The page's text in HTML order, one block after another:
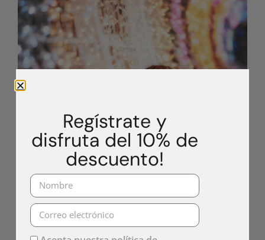
¡Celebra unas Navidades
Inolvidables en Málaga!
Málaga, la joya del sur de España, se viste de gala
durante la temporada navideña. Si estás buscando
Regístrate y
disfruta del 10% de
descuento!